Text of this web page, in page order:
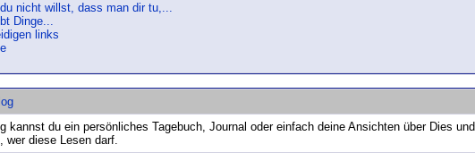
nicht willst, dass man dir tu,...
Dinge...
links
kannst du ein persönliches Tagebuch, Journal oder einfach deine Ansichten über Dies
wer diese Lesen darf.